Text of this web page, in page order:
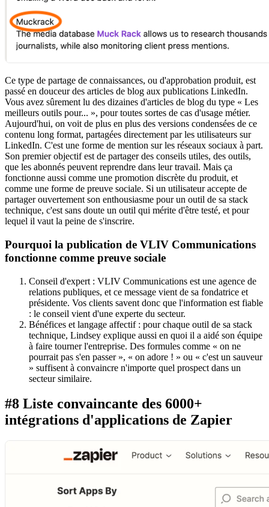
Ce type de partage de connaissances, ou d'approbation produit, est
passé en douceur des articles de blog aux publications LinkedIn.
Vous avez sûrement lu des dizaines d'articles de blog du type « Les
meilleurs outils pour... », pour toutes sortes de cas d'usage métier.
Aujourd'hui, on voit de plus en plus des versions condensées de ce
contenu long format, partagées directement par les utilisateurs sur
LinkedIn. C'est une forme de mention sur les réseaux sociaux à part.
Son premier objectif est de partager des conseils utiles, des outils,
que les abonnés peuvent reprendre dans leur travail. Mais ça
fonctionne aussi comme une promotion discrète du produit, et
comme une forme de preuve sociale. Si un utilisateur accepte de
partager ouvertement son enthousiasme pour un outil de sa stack
technique, c'est sans doute un outil qui mérite d'être testé, et pour
lequel il vaut la peine de s'inscrire.
Pourquoi la publication de VLIV Communications
fonctionne comme preuve sociale
Conseil d'expert : VLIV Communications est une agence de
relations publiques, et ce message vient de sa fondatrice et
présidente. Vos clients savent donc que l'information est fiable
: le conseil vient d'une experte du secteur.
Bénéfices et langage affectif : pour chaque outil de sa stack
technique, Lindsey explique aussi en quoi il a aidé son équipe
à faire tourner l'entreprise. Des formules comme « on ne
pourrait pas s'en passer », « on adore ! » ou « c'est un sauveur
» suffisent à convaincre n'importe quel prospect dans un
secteur similaire.
#8 Liste convaincante des 6000+
intégrations d'applications de Zapier